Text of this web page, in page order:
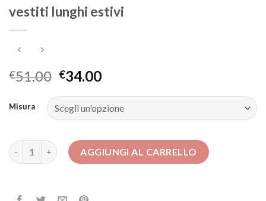
vestiti lunghi estivi
€51.00 €34.00
Misura
vestiti lunghi estivi quantitàAGGIUNGI AL CARRELLO